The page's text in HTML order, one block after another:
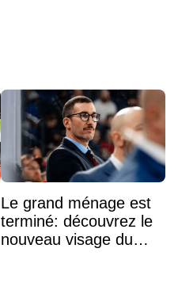
Le grand ménage est
terminé: découvrez le
nouveau visage du